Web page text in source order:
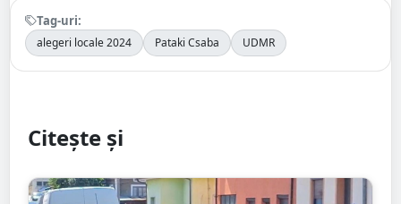
Tag-uri:
alegeri locale 2024 Pataki Csaba UDMR
Citește și